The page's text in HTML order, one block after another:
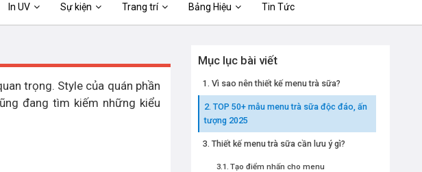
In UV Sự kiện Trang trí Bảng Hiệu Tin Tức
trọng. Style của quán phần
đang tìm kiếm những kiểu
Mục lục bài viết
Vì sao nên thiết kế menu trà sữa?
TOP 50+ mẫu menu trà sữa độc đáo, ấn
tượng 2025
Thiết kế menu trà sữa cần lưu ý gì?
Tạo điểm nhấn cho menu